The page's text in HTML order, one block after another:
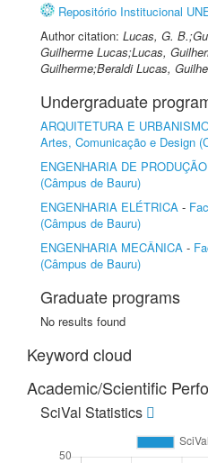
Repositório Institucional
Author citation: Lucas, G.
Guilherme Lucas;Lucas,
Guilherme;Beraldi Lucas,
Undergraduate
ARQUITETURA E
Artes, Comunicação e Design
ENGENHARIA DE PRODUÇÃO
(Câmpus de Bauru)
ENGENHARIA ELÉTRICA -
(Câmpus de Bauru)
ENGENHARIA MECÂNICA -
(Câmpus de Bauru)
Graduate programs
No results found
Keyword cloud
Academic/Scientific
SciVal Statistics